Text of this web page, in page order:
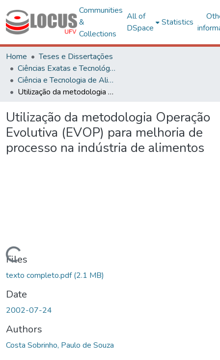
Communities
&
Collections
All of
DSpace
Statistics
Home
Teses e Dissertações
Ciências Exatas e Tecnológicas
Ciência e Tecnologia de Alimentos
Utilização da metodologia Operação Evolutiva (EVOP) para melhoria de processo na indústria de alimentos
Utilização da metodologia Operação
Evolutiva (EVOP) para melhoria de
processo na indústria de alimentos
Files
texto completo.pdf(2.1 MB)
Date
2002-07-24
Authors
Costa Sobrinho, Paulo de Souza